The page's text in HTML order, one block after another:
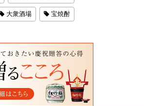
大衆酒場 宝焼酎